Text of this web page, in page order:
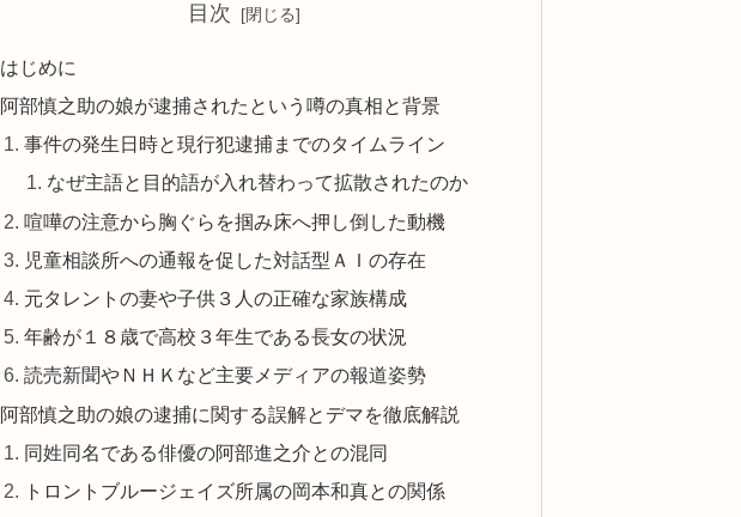
目次
はじめに
阿部慎之助の娘が逮捕されたという噂の真相と背景
事件の発生日時と現行犯逮捕までのタイムライン
なぜ主語と目的語が入れ替わって拡散されたのか
喧嘩の注意から胸ぐらを掴み床へ押し倒した動機
児童相談所への通報を促した対話型ＡＩの存在
元タレントの妻や子供３人の正確な家族構成
年齢が１８歳で高校３年生である長女の状況
読売新聞やＮＨＫなど主要メディアの報道姿勢
阿部慎之助の娘の逮捕に関する誤解とデマを徹底解説
同姓同名である俳優の阿部進之介との混同
トロントブルージェイズ所属の岡本和真との関係